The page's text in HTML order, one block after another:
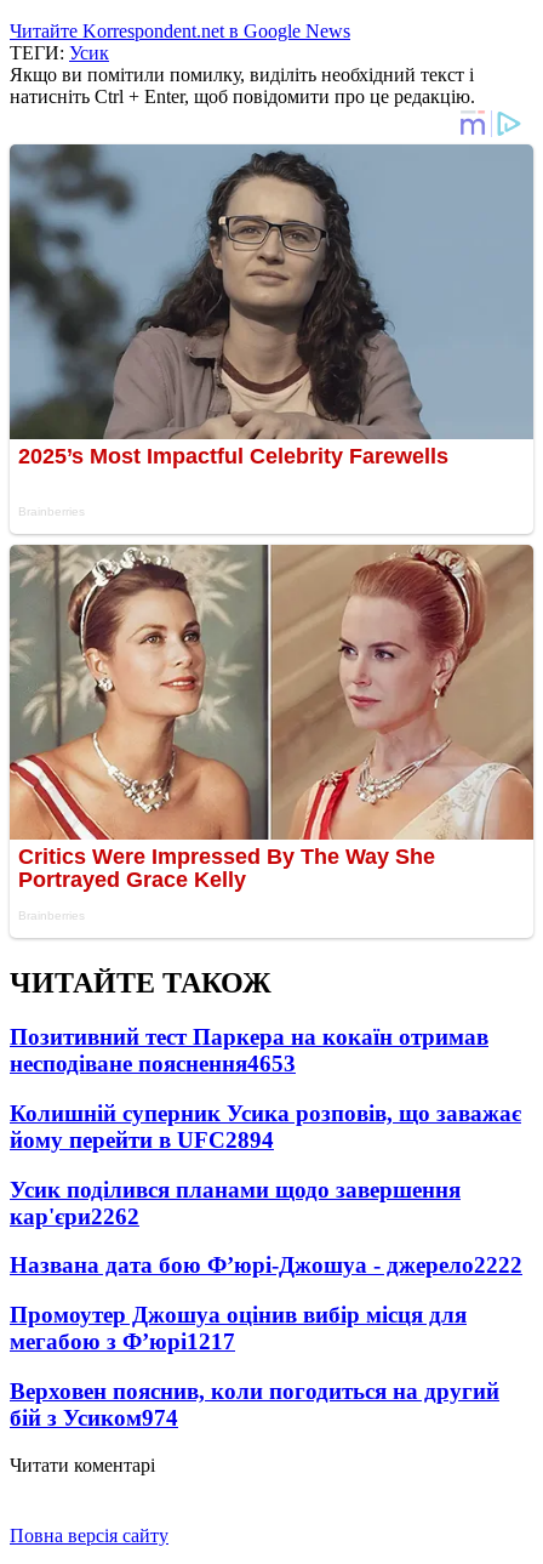
Читайте Korrespondent.net в Google News
ТЕГИ: Усик
Якщо ви помітили помилку, виділіть необхідний текст і
натисніть Ctrl + Enter, щоб повідомити про це редакцію.
ЧИТАЙТЕ ТАКОЖ
Позитивний тест Паркера на кокаїн отримав
несподіване пояснення4653
Колишній суперник Усика розповів, що заважає
йому перейти в UFC2894
Усик поділився планами щодо завершення
кар'єри2262
Названа дата бою Ф’юрі-Джошуа - джерело2222
Промоутер Джошуа оцінив вибір місця для
мегабою з Ф’юрі1217
Верховен пояснив, коли погодиться на другий
бій з Усиком974
Читати коментарі
Повна версія сайту